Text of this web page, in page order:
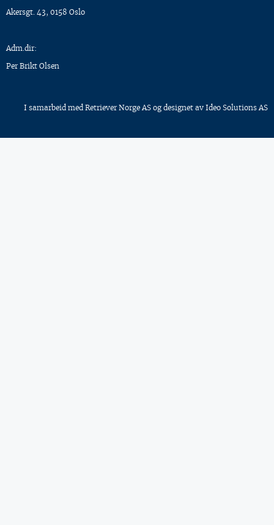
Akersgt. 43, 0158 Oslo
Adm.dir:
Per Brikt Olsen
I samarbeid med Retriever Norge AS og designet av Ideo Solutions AS